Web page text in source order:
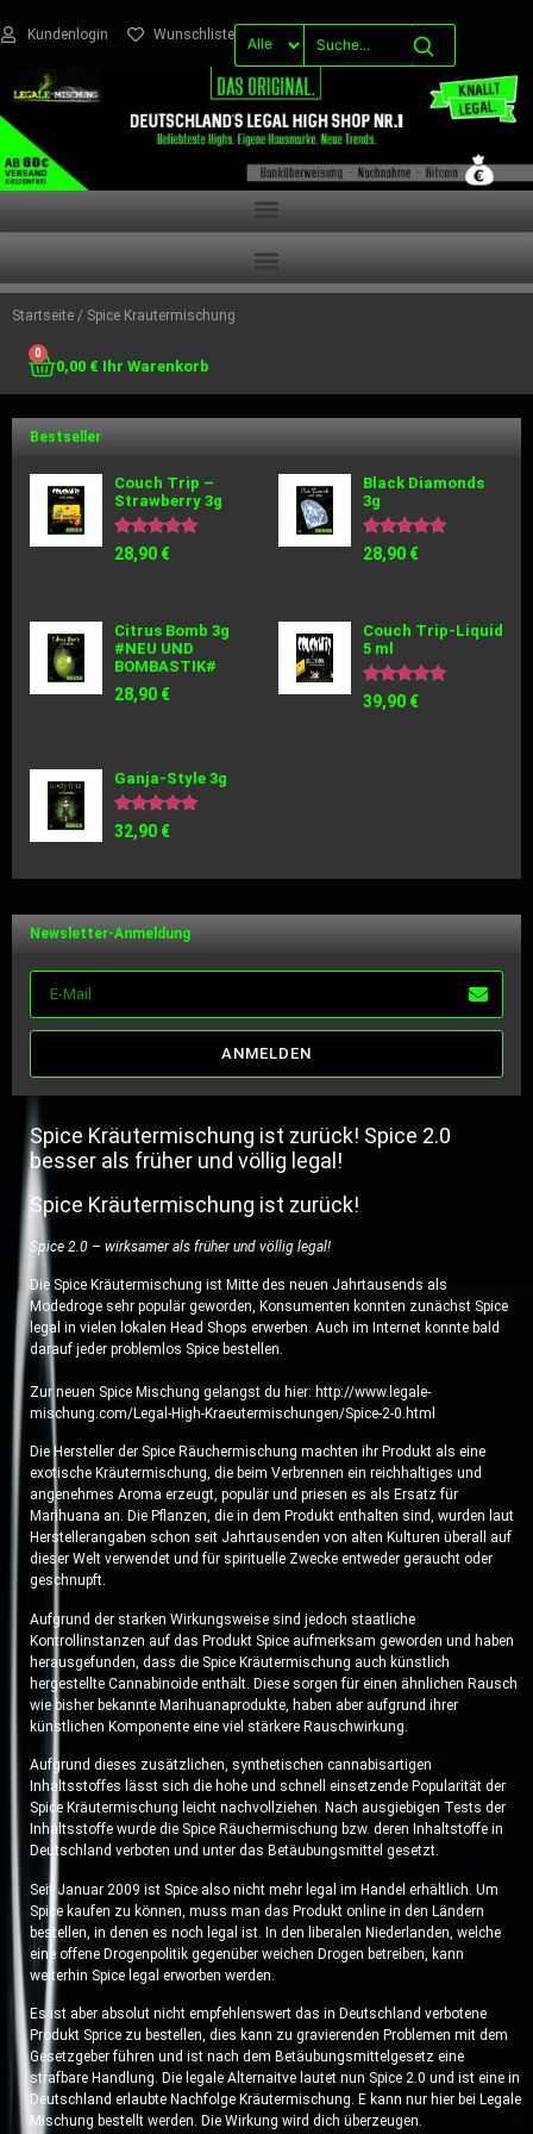
Kundenlogin Wunschliste
Startseite / Spice Krautermischung
0,00 €
0
Bestseller
Couch Trip –
Strawberry 3g
Bewertet
mit
28,90 €
Black Diamonds
3g
Bewertet
mit
28,90 €
Citrus Bomb 3g
#NEU UND
BOMBASTIK#
28,90 €
Couch Trip-Liquid
5 ml
Bewertet
mit
39,90 €
Ganja-Style 3g
Bewertet
mit
32,90 €
Newsletter-Anmeldung
ANMELDEN
Spice Kräutermischung ist zurück! Spice 2.0
besser als früher und völlig legal!
Spice Kräutermischung ist zurück!
Spice 2.0 – wirksamer als früher und völlig legal!
Die Spice Kräutermischung ist Mitte des neuen Jahrtausends als
Modedroge sehr populär geworden, Konsumenten konnten zunächst Spice
legal in vielen lokalen Head Shops erwerben. Auch im Internet konnte bald
darauf jeder problemlos Spice bestellen.
Zur neuen Spice Mischung gelangst du hier: http://www.legale-
mischung.com/Legal-High-Kraeutermischungen/Spice-2-0.html
Die Hersteller der Spice Räuchermischung machten ihr Produkt als eine
exotische Kräutermischung, die beim Verbrennen ein reichhaltiges und
angenehmes Aroma erzeugt, populär und priesen es als Ersatz für
Marihuana an. Die Pflanzen, die in dem Produkt enthalten sind, wurden laut
Herstellerangaben schon seit Jahrtausenden von alten Kulturen überall auf
dieser Welt verwendet und für spirituelle Zwecke entweder geraucht oder
geschnupft.
Aufgrund der starken Wirkungsweise sind jedoch staatliche
Kontrollinstanzen auf das Produkt Spice aufmerksam geworden und haben
herausgefunden, dass die Spice Kräutermischung auch künstlich
hergestellte Cannabinoide enthält. Diese sorgen für einen ähnlichen Rausch
wie bisher bekannte Marihuanaprodukte, haben aber aufgrund ihrer
künstlichen Komponente eine viel stärkere Rauschwirkung.
Aufgrund dieses zusätzlichen, synthetischen cannabisartigen
Inhaltsstoffes lässt sich die hohe und schnell einsetzende Popularität der
Spice Kräutermischung leicht nachvollziehen. Nach ausgiebigen Tests der
Inhaltsstoffe wurde die Spice Räuchermischung bzw. deren Inhaltstoffe in
Deutschland verboten und unter das Betäubungsmittel gesetzt.
Seit Januar 2009 ist Spice also nicht mehr legal im Handel erhältlich. Um
Spice kaufen zu können, muss man das Produkt online in den Ländern
bestellen, in denen es noch legal ist. In den liberalen Niederlanden, welche
eine offene Drogenpolitik gegenüber weichen Drogen betreiben, kann
weiterhin Spice legal erworben werden.
Es ist aber absolut nicht empfehlenswert das in Deutschland verbotene
Produkt Sprice zu bestellen, dies kann zu gravierenden Problemen mit dem
Gesetzgeber führen und ist nach dem Betäubungsmittelgesetz eine
strafbare Handlung. Die legale Alternaitve lautet nun Spice 2.0 und ist eine in
Deutschland erlaubte Nachfolge Kräutermischung. E kann nur hier bei Legale
Mischung bestellt werden. Die Wirkung wird dich überzeugen.